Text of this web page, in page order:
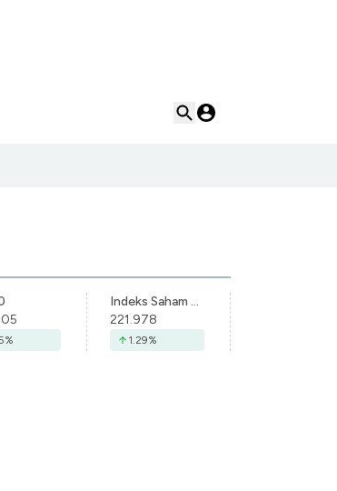
%
Indeks Saham Syariah Indonesia
221.978
1.29%